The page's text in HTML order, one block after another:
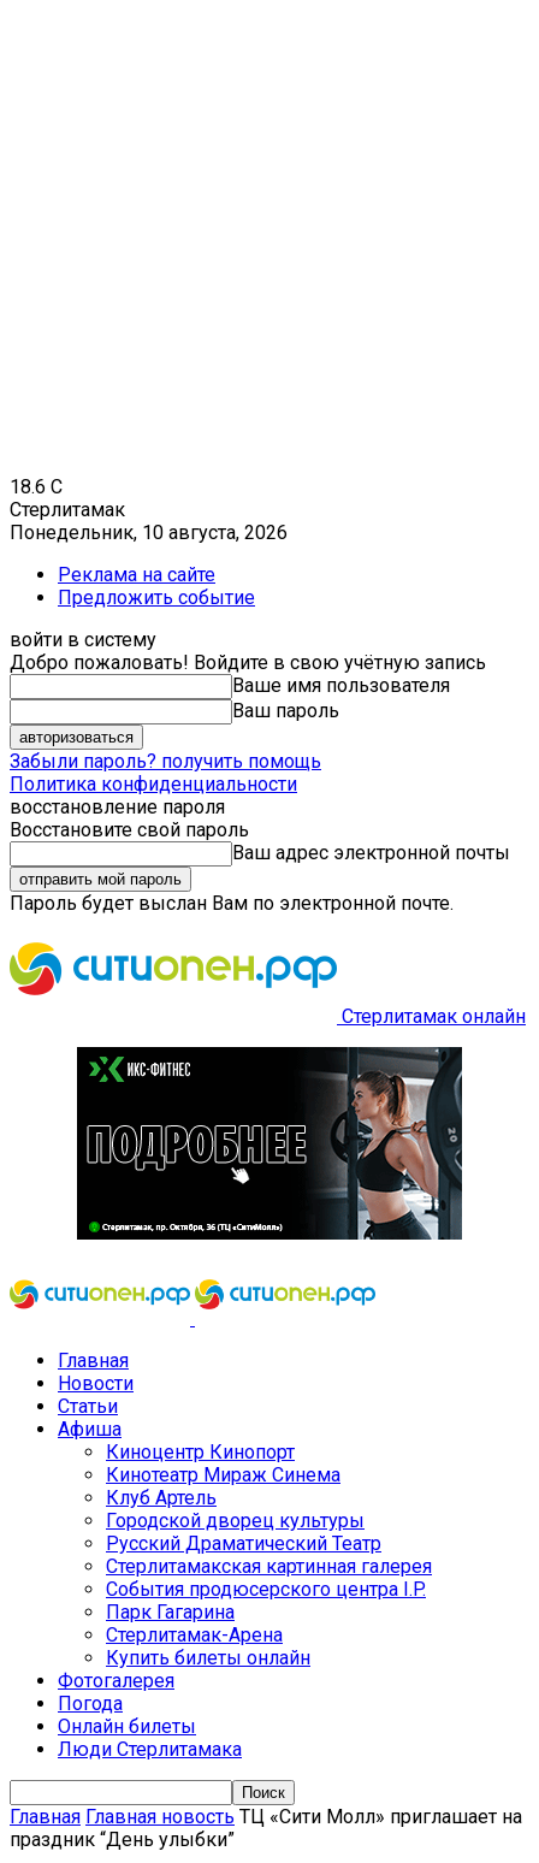
18.6 C
Стерлитамак
Понедельник, 10 августа, 2026
Реклама на сайте
Предложить событие
войти в систему
Добро пожаловать! Войдите в свою учётную запись
Ваше имя пользователя
Ваш пароль
Забыли пароль? получить помощь
Политика конфиденциальности
восстановление пароля
Восстановите свой пароль
Ваш адрес электронной почты
Пароль будет выслан Вам по электронной почте.
Стерлитамак онлайн
Главная
Новости
Статьи
Афиша
Киноцентр Кинопорт
Кинотеатр Мираж Синема
Клуб Артель
Городской дворец культуры
Русский Драматический Театр
Стерлитамакская картинная галерея
События продюсерского центра I.P.
Парк Гагарина
Стерлитамак-Арена
Купить билеты онлайн
Фотогалерея
Погода
Онлайн билеты
Люди Стерлитамака
Главная Главная новость ТЦ «Сити Молл» приглашает на
праздник “День улыбки”